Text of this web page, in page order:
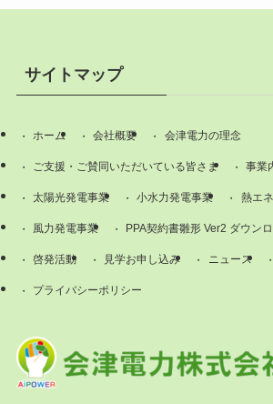
サイトマップ
ホーム 会社概要 会津電力の理念
ご支援・ご賛同いただいている皆さま 事業
太陽光発電事業 小水力発電事業 熱エ
風力発電事業 PPA契約書雛形 Ver2 ダウン
啓発活動 見学お申し込み ニュース
プライバシーポリシー